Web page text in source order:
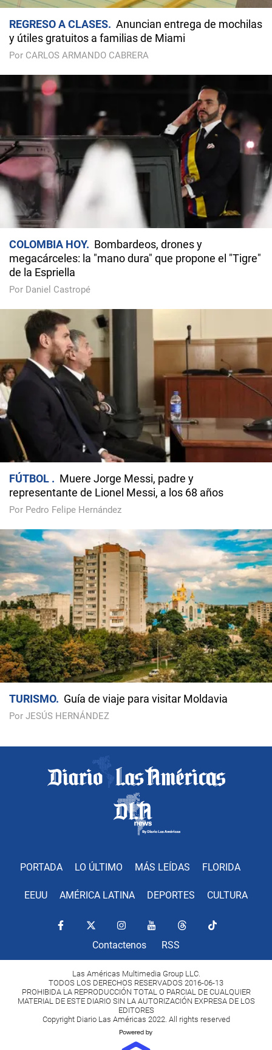
REGRESO A CLASES
Anuncian entrega de mochilas
y útiles gratuitos a familias de Miami
Por CARLOS ARMANDO CABRERA
COLOMBIA HOY
Bombardeos, drones y
megacárceles: la "mano dura" que propone el "Tigre"
de la Espriella
Por Daniel Castropé
FÚTBOL
Muere Jorge Messi, padre y
representante de Lionel Messi, a los 68 años
Por Pedro Felipe Hernández
TURISMO Guía de viaje para visitar Moldavia
Por JESÚS HERNÁNDEZ
PORTADA LO ÚLTIMO MÁS LEÍDAS FLORIDA
EEUU AMÉRICA LATINA DEPORTES CULTURA
Contactenos RSS
Las Américas Multimedia Group LLC.
TODOS LOS DERECHOS RESERVADOS 2016-06-13
PROHIBIDA LA REPRODUCCIÓN TOTAL O PARCIAL DE CUALQUIER
MATERIAL DE ESTE DIARIO SIN LA AUTORIZACIÓN EXPRESA DE LOS
EDITORES
Copyright Diario Las Américas 2022. All rights reserved